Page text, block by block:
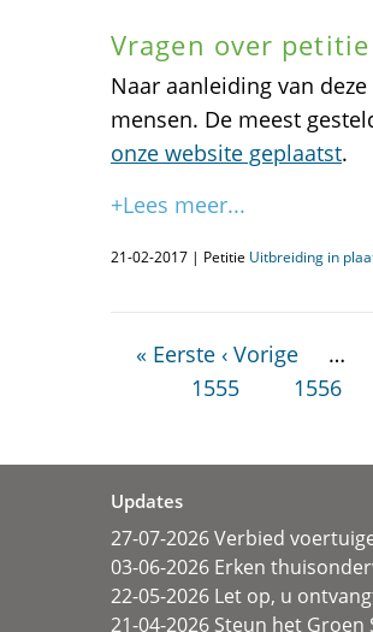
Vragen over
Naar aanleiding van
mensen. De meest
onze website geplaatst.
+Lees meer...
21-02-2017 | Petitie Uitbreiding in
« Eerste ‹ Vorige …
1555
1556
Updates
27-07-2026 Verbied
03-06-2026 Erken
22-05-2026 Let op, u
21-04-2026 Steun het Groen